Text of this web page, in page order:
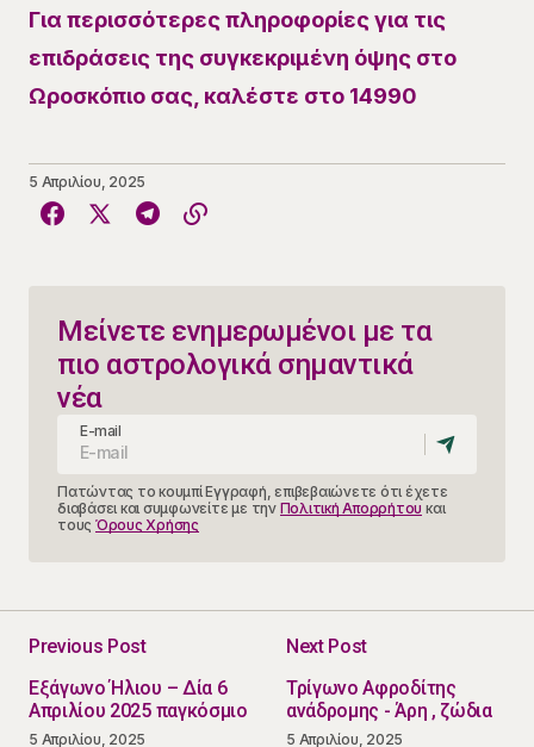
Για περισσότερες πληροφορίες για τις
επιδράσεις της συγκεκριμένη όψης στο
Ωροσκόπιο σας, καλέστε στο 14990
5 Απριλίου, 2025
Μείνετε ενημερωμένοι με τα
πιο αστρολογικά σημαντικά
νέα
E-mail
Πατώντας το κουμπί Εγγραφή, επιβεβαιώνετε ότι έχετε
διαβάσει και συμφωνείτε με την Πολιτική Απορρήτου και
τους Όρους Χρήσης
Previous Post
Εξάγωνο Ήλιου – Δία 6
Απριλίου 2025 παγκόσμιο
5 Απριλίου, 2025
Next Post
Τρίγωνο Αφροδίτης
ανάδρομης - Άρη , ζώδια
5 Απριλίου, 2025